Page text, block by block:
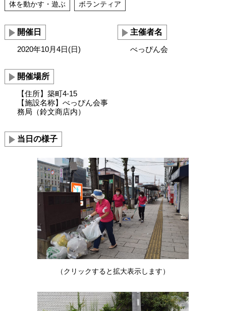
体を動かす・遊ぶ ボランティア
開催日
2020年10月4日(日)
開催場所
【住所】築町4-15
【施設名称】べっぴん会事
務局（鈴文商店内）
主催者名
べっぴん会
当日の様子
（クリックすると拡大表示します）